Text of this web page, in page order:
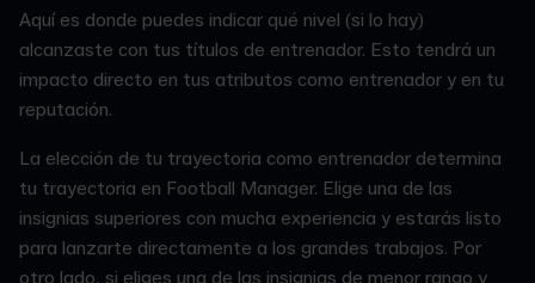
Aquí es donde puedes indicar qué nivel (si lo hay)
alcanzaste con tus títulos de entrenador. Esto tendrá un
impacto directo en tus atributos como entrenador y en tu
reputación.
La elección de tu trayectoria como entrenador determina
tu trayectoria en Football Manager. Elige una de las
insignias superiores con mucha experiencia y estarás listo
para lanzarte directamente a los grandes trabajos. Por
otro lado, si eliges una de las insignias de menor rango y